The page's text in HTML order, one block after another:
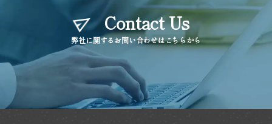
Contact Us
弊社に関するお問い合わせはこちらから